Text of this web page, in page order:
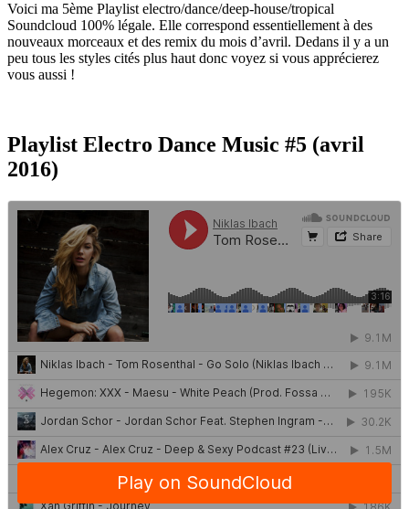
Voici ma 5ème Playlist electro/dance/deep-house/tropical
Soundcloud 100% légale. Elle correspond essentiellement à des
nouveaux morceaux et des remix du mois d’avril. Dedans il y a un
peu tous les styles cités plus haut donc voyez si vous apprécierez
vous aussi !
Playlist Electro Dance Music #5 (avril
2016)